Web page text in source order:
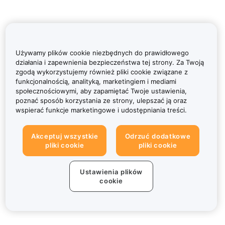
Używamy plików cookie niezbędnych do prawidłowego
działania i zapewnienia bezpieczeństwa tej strony. Za Twoją
zgodą wykorzystujemy również pliki cookie związane z
funkcjonalnością, analityką, marketingiem i mediami
społecznościowymi, aby zapamiętać Twoje ustawienia,
poznać sposób korzystania ze strony, ulepszać ją oraz
wspierać funkcje marketingowe i udostępniania treści.
Akceptuj wszystkie
pliki cookie
Odrzuć dodatkowe
pliki cookie
Ustawienia plików
cookie